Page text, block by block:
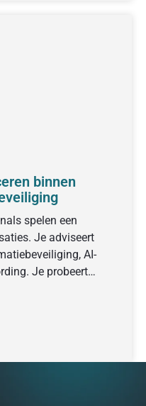
binnen
spelen een
Je adviseert
AI-
Je probeert